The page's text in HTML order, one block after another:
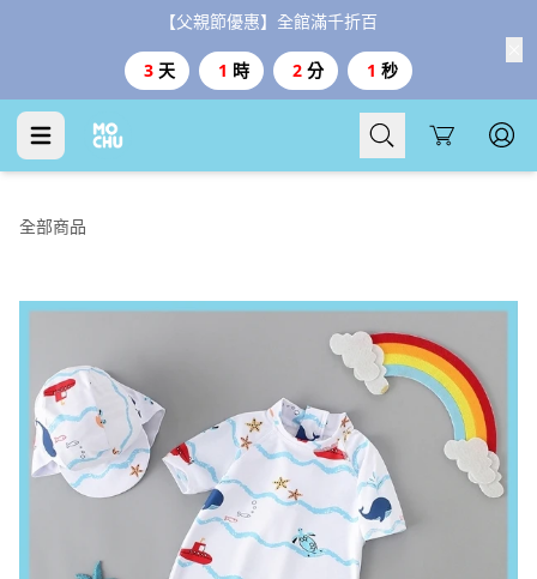
【父親節優惠】全館滿千折百
3 天 1 時 1 分 59 秒
Cart
全部商品